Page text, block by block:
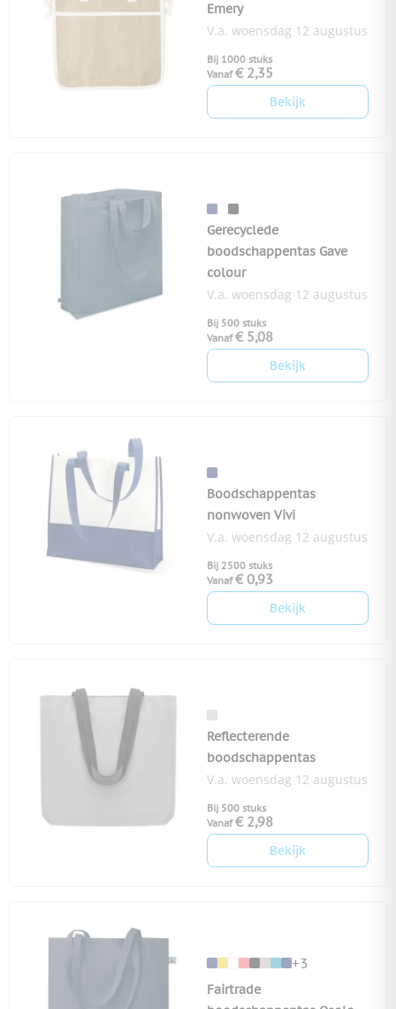
Emery
V.a. woensdag 12 augustus
Bij 1000 stuks
Vanaf € 2,35
Bekijk
Gerecyclede
boodschappentas Gave
colour
V.a. woensdag 12 augustus
Bij 500 stuks
Vanaf € 5,08
Bekijk
Boodschappentas
nonwoven Vivi
V.a. woensdag 12 augustus
Bij 2500 stuks
Vanaf € 0,93
Bekijk
Reflecterende
boodschappentas
V.a. woensdag 12 augustus
Bij 500 stuks
Vanaf € 2,98
Bekijk
+3
Fairtrade